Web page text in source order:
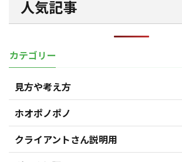
人気記事
カテゴリー
見方や考え方
ホオポノポノ
クライアントさん説明用